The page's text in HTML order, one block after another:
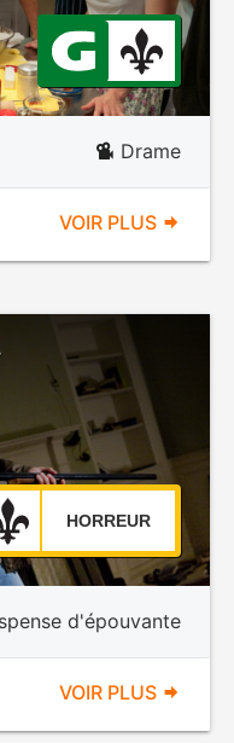
Drame
VOIR PLUS
HORREUR
d'épouvante
VOIR PLUS